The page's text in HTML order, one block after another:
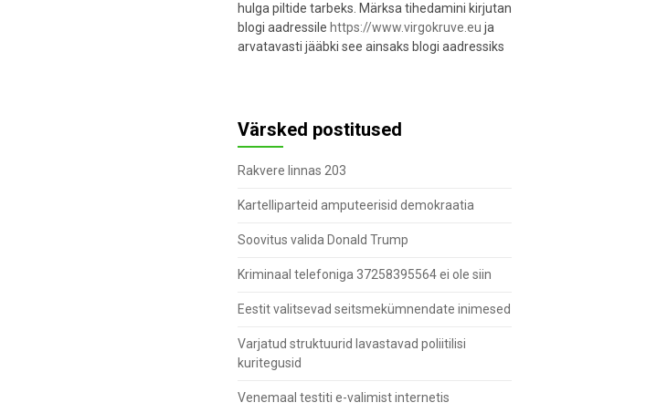
hulga piltide tarbeks. Märksa tihedamini kirjutan
blogi aadressile https://www.virgokruve.eu ja
arvatavasti jääbki see ainsaks blogi aadressiks
Värsked postitused
Rakvere linnas 203
Kartelliparteid amputeerisid demokraatia
Soovitus valida Donald Trump
Kriminaal telefoniga 37258395564 ei ole siin
Eestit valitsevad seitsmekümnendate inimesed
Varjatud struktuurid lavastavad poliitilisi
kuritegusid
Venemaal testiti e-valimist internetis